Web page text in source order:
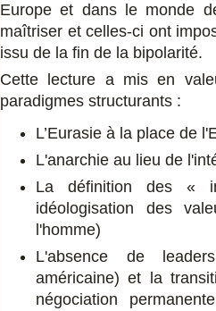
Europe et dans le monde
maîtriser et celles-ci ont
issu de la fin de la bipolarité.
Cette lecture a mis en
paradigmes structurants :
L’Eurasie à la place de
L'anarchie au lieu de
La définition des «
idéologisation des
l'homme)
L'absence de
américaine) et la
négociation